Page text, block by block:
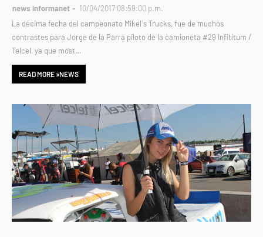
news informanet
10/04/2017 08:59:00 p.m.
La décima fecha del campeonato Mikel´s Trucks, fue de muchos
contrastes para Jorge de la Parra piloto de la camioneta #29 Infititum /
Telcel, ya que most…
READ MORE »NEWS